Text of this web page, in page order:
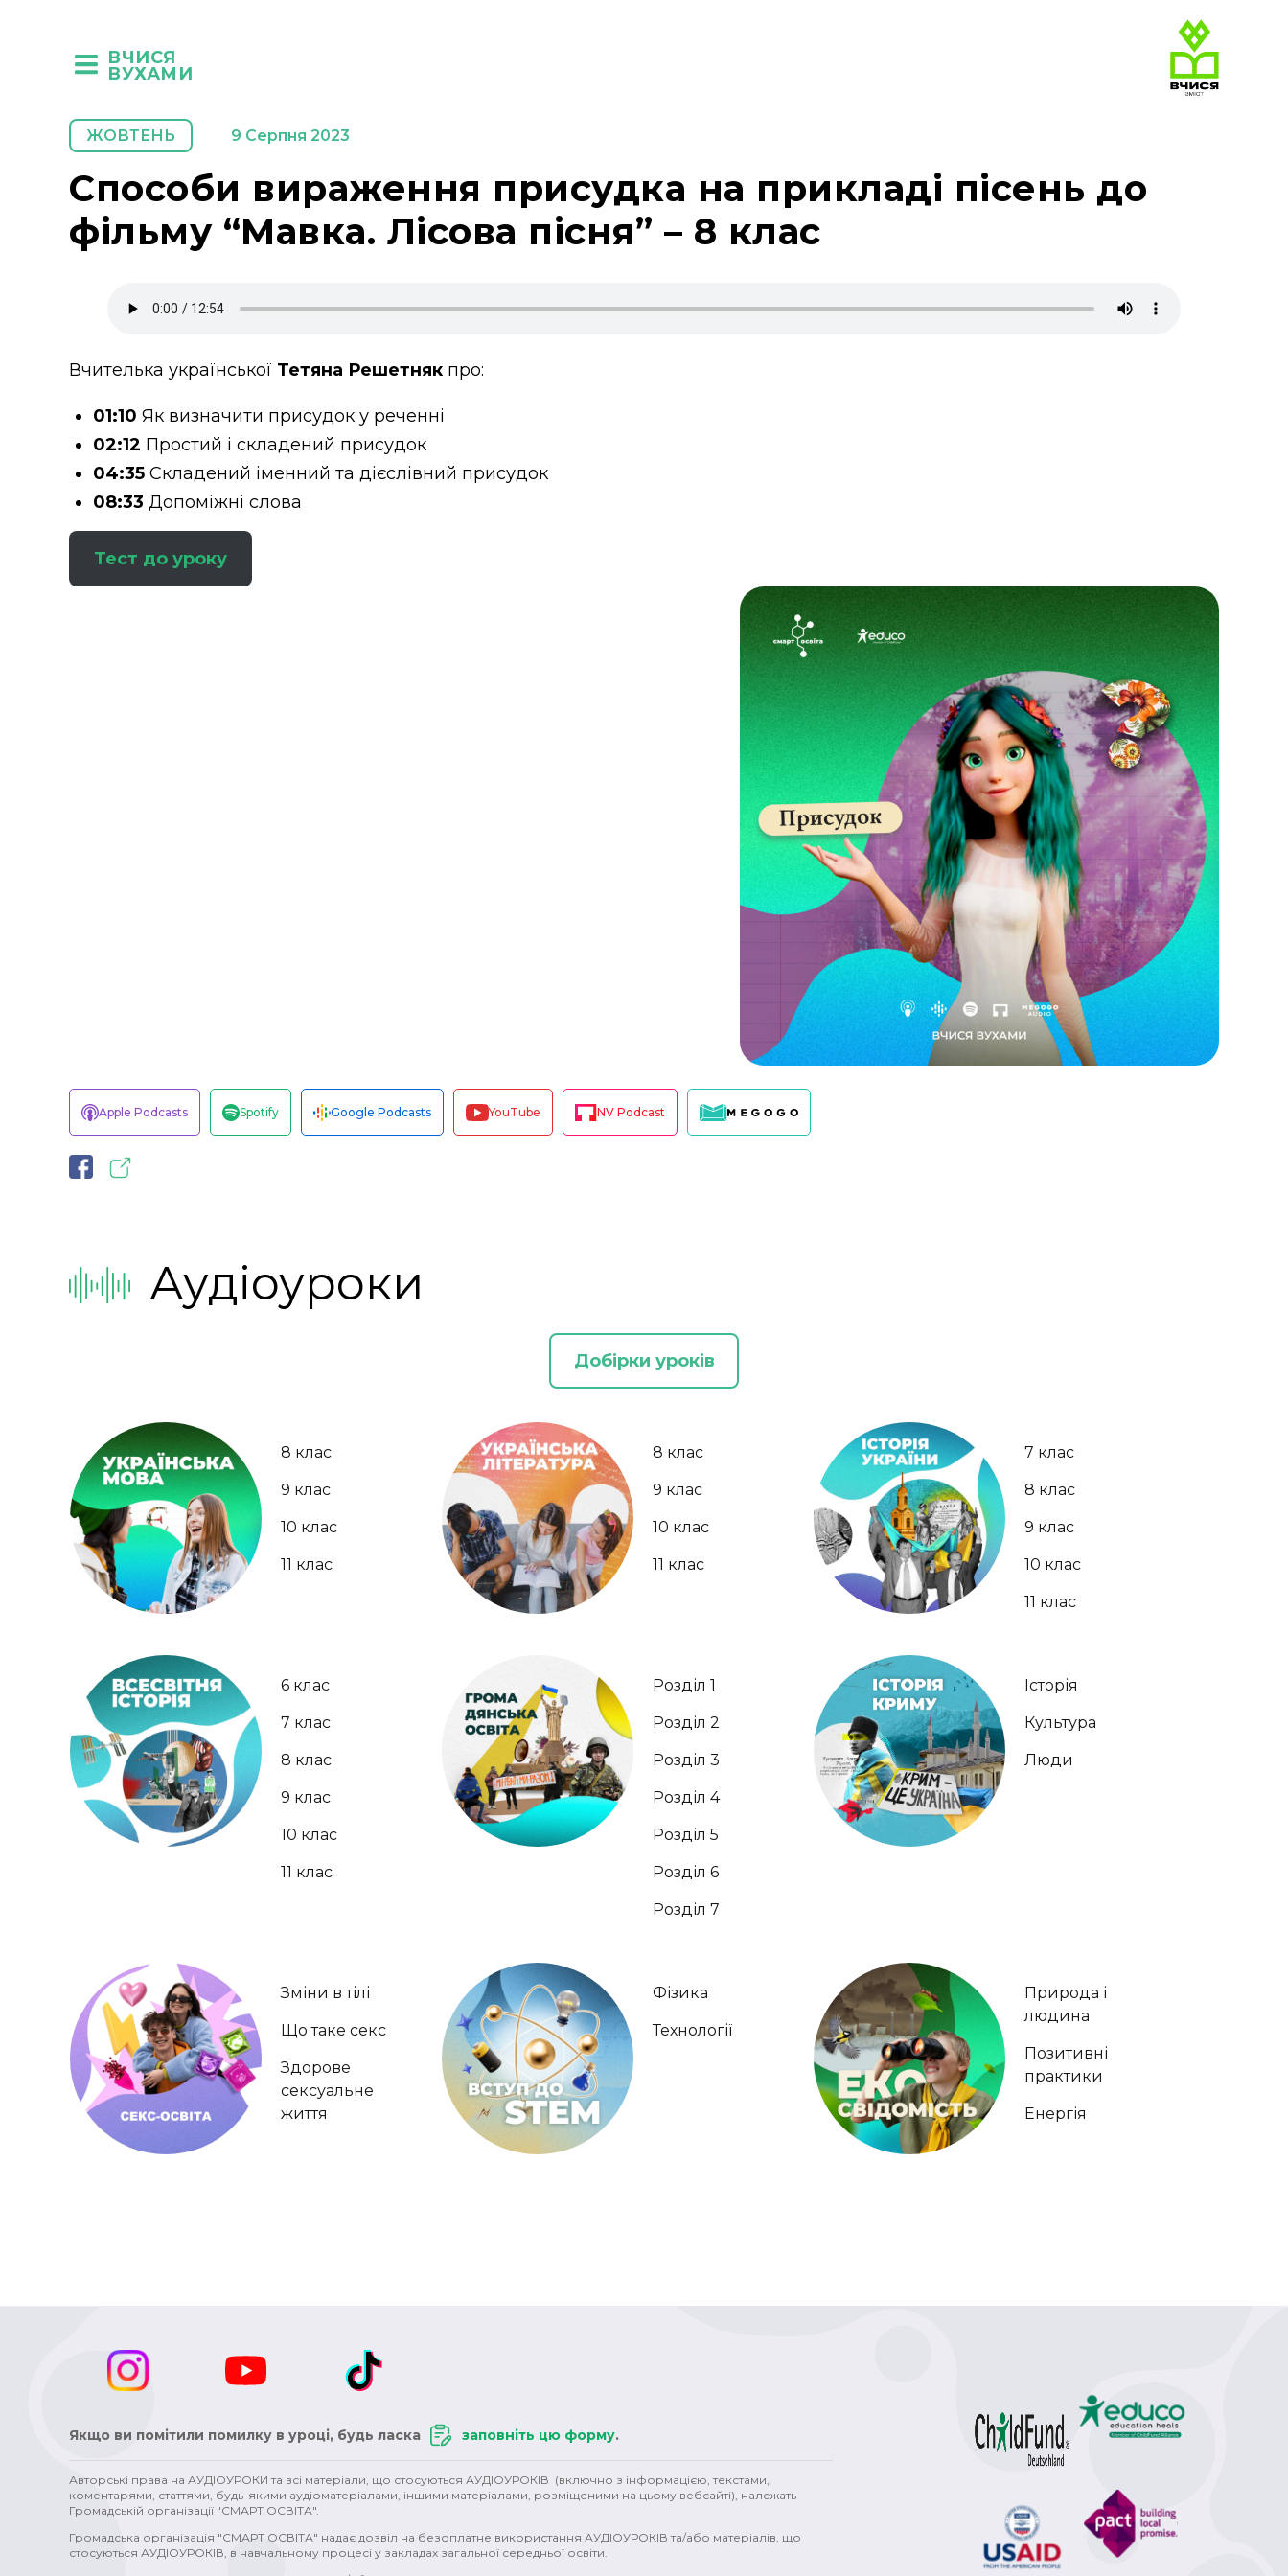
ВЧИСЯ
ВУХАМИ
ЖОВТЕНЬ 9 Серпня 2023
Способи вираження присудка на прикладі пісень до
фільму “Мавка. Лісова пісня” – 8 клас
Вчителька української Тетяна Решетняк про:
01:10 Як визначити присудок у реченні
02:12 Простий і складений присудок
04:35 Складений іменний та дієслівний присудок
08:33 Допоміжні слова
Тест до уроку
Apple Podcasts Spotify Google Podcasts YouTube NV Podcast
Аудіоуроки
Добірки уроків
8 клас
9 клас
10 клас
11 клас
8 клас
9 клас
10 клас
11 клас
7 клас
8 клас
9 клас
10 клас
11 клас
6 клас
7 клас
8 клас
9 клас
10 клас
11 клас
Розділ 1
Розділ 2
Розділ 3
Розділ 4
Розділ 5
Розділ 6
Розділ 7
Історія
Культура
Люди
Зміни в тілі
Що таке секс
Здорове
сексуальне
життя
Фізика
Технології
Природа і
людина
Позитивні
практики
Енергія
Якщо ви помітили помилку в уроці, будь ласка заповніть цю форму.
Авторські права на АУДІОУРОКИ та всі матеріали, що стосуються АУДІОУРОКІВ (включно з інформацією, текстами,
коментарями, статтями, будь-якими аудіоматеріалами, іншими матеріалами, розміщеними на цьому вебсайті), належать
Громадській організації "СМАРТ ОСВІТА".
Громадська організація "СМАРТ ОСВІТА" надає дозвіл на безоплатне використання АУДІОУРОКІВ та/або матеріалів, що
стосуються АУДІОУРОКІВ, в навчальному процесі у закладах загальної середньої освіти.